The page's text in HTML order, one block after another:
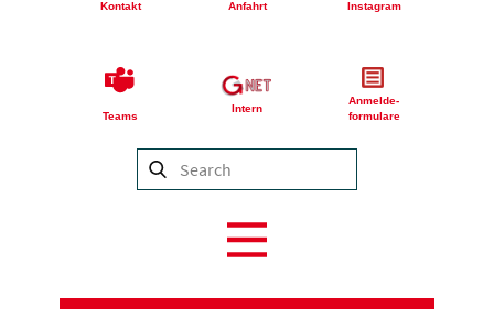
Kontakt Anfahrt Instagram
Teams
Intern
Anmelde-
formulare